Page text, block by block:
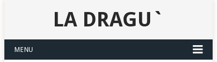
LA DRAGU`
MENU